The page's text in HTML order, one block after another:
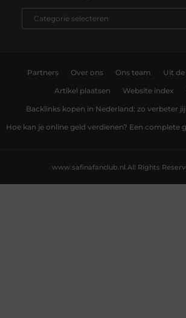
Partners Over ons Ons team Uit de
Artikel plaatsen Website index
Backlinks kopen in Nederland: zo verbeter
Hoe kan je online geld verdienen? Een
All Rights
www.safinafanclub.nl.